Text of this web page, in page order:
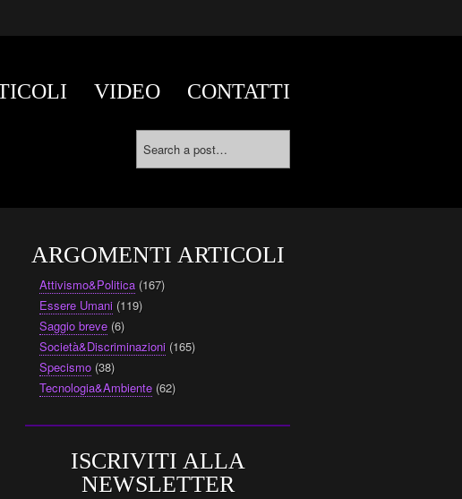
VIDEO CONTATTI
ARGOMENTI ARTICOLI
Attivismo&Politica (167)
Essere Umani (119)
Saggio breve (6)
Società&Discriminazioni (165)
Specismo (38)
Tecnologia&Ambiente (62)
ISCRIVITI ALLA
NEWSLETTER